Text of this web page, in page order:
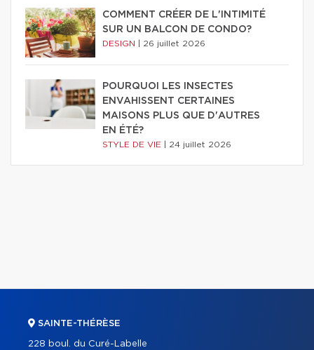
COMMENT CRÉER DE L'INTIMITÉ
SUR UN BALCON DE CONDO?
DESIGN 26 juillet 2026
POURQUOI LES INSECTES
ENVAHISSENT CERTAINES
MAISONS PLUS QUE D'AUTRES
EN ÉTÉ?
STYLE DE VIE 24 juillet 2026
SAINTE-THÉRÈSE
228 boul. du Curé-Labelle